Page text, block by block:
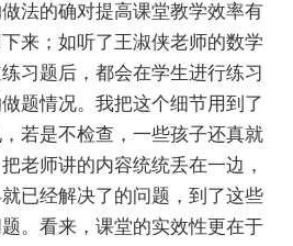
法的确对提高课堂教学效率有
来；如听了王淑侠老师的数学
习题后，都会在学生进行练习
题情况。我把这个细节用到了
若是不检查，一些孩子还真就
老师讲的内容统统丢在一边，
已经解决了的问题，到了这些
。看来，课堂的实效性更在于